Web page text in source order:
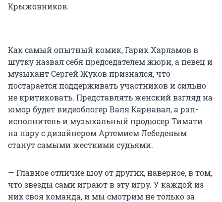
Крыжовников.
Как самый опытный комик, Гарик Харламов в
шутку назвал себя председателем жюри, а певец и
музыкант Сергей Жуков признался, что
постарается поддерживать участников и сильно
не критиковать. Представлять женский взгляд на
юмор будет видеоблогер Валя Карнавал, а рэп-
исполнитель и музыкальный продюсер Тимати
на пару с дизайнером Артемием Лебедевым
станут самыми жесткими судьями.
— Главное отличие шоу от других, наверное, в том,
что звезды сами играют в эту игру. У каждой из
них своя команда, и мы смотрим не только за